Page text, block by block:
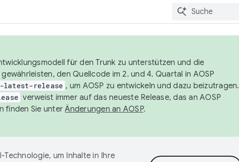
für den Trunk zu unterstützen und die
den Quellcode im 2. und 4. Quartal in AOSP
latest-release , um AOSP zu entwickeln und dazu beizutragen.
verweist immer auf das neueste Release, das an AOSP
finden Sie unterÄnderungen an AOSP.
um Inhalte in Ihre